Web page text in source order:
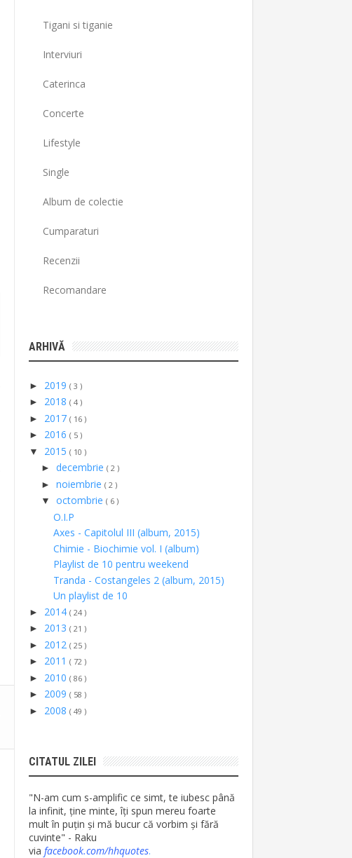
Tigani si tiganie
Interviuri
Caterinca
Concerte
Lifestyle
Single
Album de colectie
Cumparaturi
Recenzii
Recomandare
ARHIVĂ
► 2019 ( 3 )
► 2018 ( 4 )
► 2017 ( 16 )
► 2016 ( 5 )
▼ 2015 ( 10 )
► decembrie ( 2 )
► noiembrie ( 2 )
▼ octombrie ( 6 )
O.I.P
Axes - Capitolul III (album, 2015)
Chimie - Biochimie vol. I (album)
Playlist de 10 pentru weekend
Tranda - Costangeles 2 (album, 2015)
Un playlist de 10
► 2014 ( 24 )
► 2013 ( 21 )
► 2012 ( 25 )
► 2011 ( 72 )
► 2010 ( 86 )
► 2009 ( 58 )
► 2008 ( 49 )
CITATUL ZILEI
"N-am cum s-amplific ce simt, te iubesc până
la infinit, ține minte, îți spun mereu foarte
mult în puțin și mă bucur că vorbim și fără
cuvinte" - Raku
via facebook.com/hhquotes.